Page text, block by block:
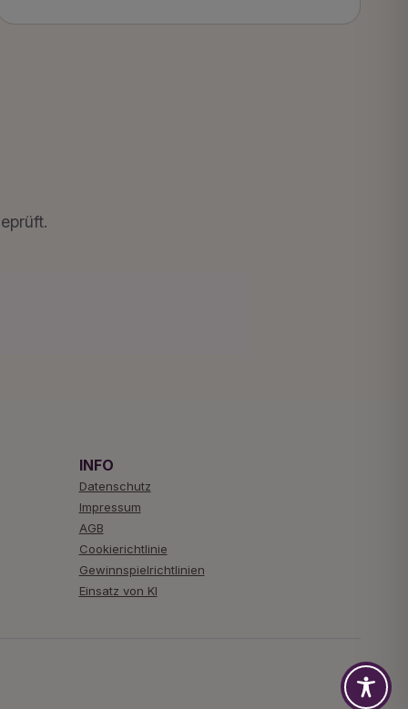
INFO
Datenschutz
Impressum
AGB
Cookierichtlinie
Gewinnspielrichtlinien
Einsatz von KI